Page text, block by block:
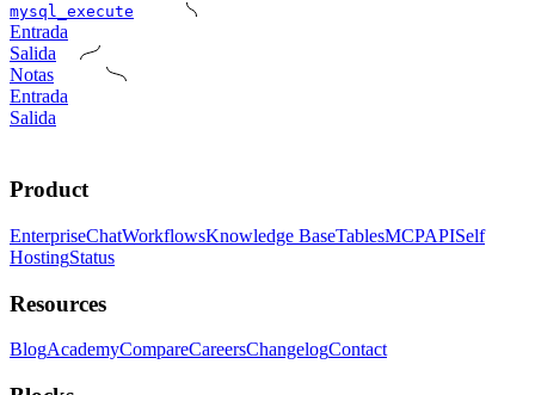
mysql_execute
Entrada
Salida
Notas
Entrada
Salida
Product
EnterpriseChatWorkflowsKnowledge BaseTablesMCPAPISelf
HostingStatus
Resources
BlogAcademyCompareCareersChangelogContact